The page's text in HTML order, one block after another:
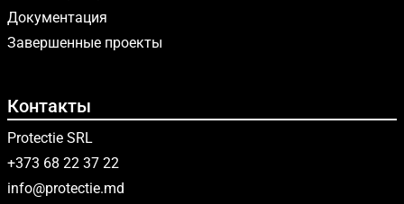
Документация
Завершенные проекты
Контакты
Protectie SRL
+373 68 22 37 22
info@protectie.md